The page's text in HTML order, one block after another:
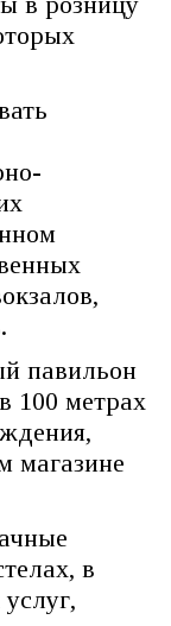
павильон
100 метрах
магазине
в